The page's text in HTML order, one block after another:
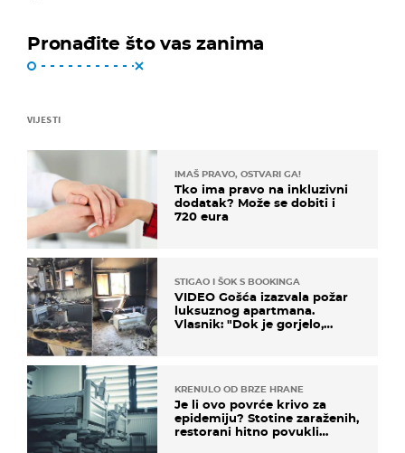
Pronađite što vas zanima
VIJESTI
IMAŠ PRAVO, OSTVARI GA!
Tko ima pravo na inkluzivni
dodatak? Može se dobiti i
720 eura
STIGAO I ŠOK S BOOKINGA
VIDEO Gošća izazvala požar
luksuznog apartmana.
Vlasnik: "Dok je gorjelo,
KRENULO OD BRZE HRANE
Je li ovo povrće krivo za
epidemiju? Stotine zaraženih,
restorani hitno povukli